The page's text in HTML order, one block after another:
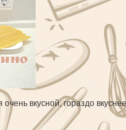
вкусной, гораздо